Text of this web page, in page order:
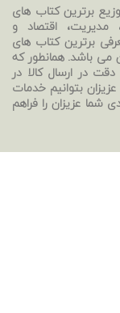
برترین کتاب های
مدیریت، اقتصاد و
برترین کتاب های
می باشد. همانطور که
در ارسال کالا در
بتوانیم خدمات
شما عزیزان را فراهم